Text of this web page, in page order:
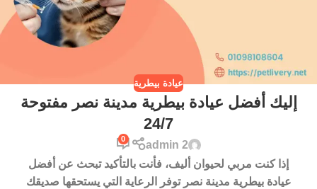
عيادة بيطرية
إليك أفضل عيادة بيطرية مدينة نصر مفتوحة
24/7
admin 2
0
إذا كنت مربي لحيوان أليف، فأنت بالتأكيد تبحث عن أفضل
عيادة بيطرية مدينة نصر توفر الرعاية التي يستحقها صديقك